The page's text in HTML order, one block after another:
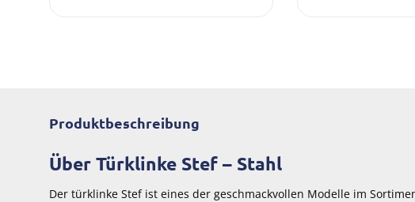
Produktbeschreibung
Über Türklinke Stef – Stahl
Der türklinke Stef ist eines der geschmackvollen Modelle im